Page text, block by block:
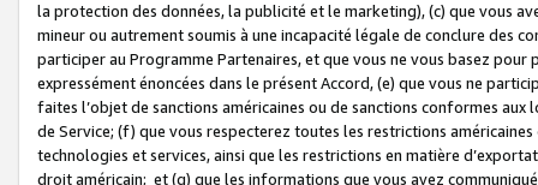
la protection des données, la publicité et le marketing), (c) que vous
mineur ou autrement soumis à une incapacité légale de conclure des
participer au Programme Partenaires, et que vous ne vous basez
expressément énoncées dans le présent Accord, (e) que vous ne
faites l’objet de sanctions américaines ou de sanctions conformes
de Service; (f) que vous respecterez toutes les restrictions
technologies et services, ainsi que les restrictions en matière
droit américain; et (g) que les informations que vous avez